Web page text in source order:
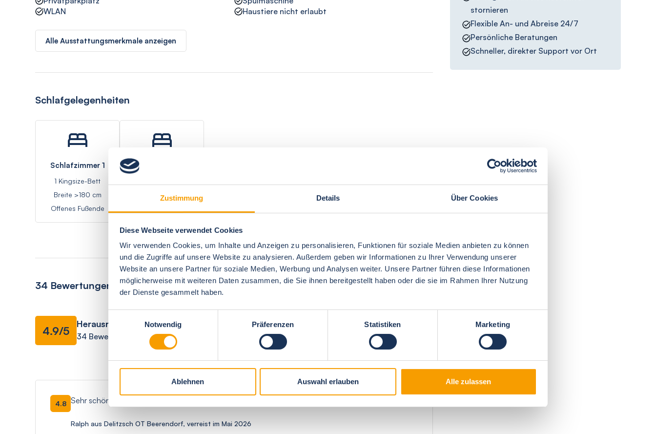
Zustimmung Details Über Cookies
Diese Webseite verwendet Cookies
Wir verwenden Cookies, um Inhalte und Anzeigen zu personalisieren, Funktionen für soziale Medien anbieten zu können
und die Zugriffe auf unsere Website zu analysieren. Außerdem geben wir Informationen zu Ihrer Verwendung unserer
Website an unsere Partner für soziale Medien, Werbung und Analysen weiter. Unsere Partner führen diese Informationen
möglicherweise mit weiteren Daten zusammen, die Sie ihnen bereitgestellt haben oder die sie im Rahmen Ihrer Nutzung
der Dienste gesammelt haben.
Notwendig
Präferenzen Statistiken Marketing
Ablehnen Auswahl erlauben Alle zulassen
WLAN
Haustiere nicht erlaubt
Alle Ausstattungsmerkmale anzeigen
Schlafgelegenheiten
Schlafzimmer 1
1 Kingsize-Bett
Breite >180 cm
Offenes Fußende
Wohnzimmer 1
Schlafsofa
34 Bewertungen
4.9/5
Herausragend
34 Bewertungen
Ausstattung 5Preis/Leistung 4
Gesamteindruck 4.8Weiterempfehlung
4.8 Sehr schön gelegene Ferienwohnung mit Meerblick
Ralph aus Delitzsch OT Beerendorf, verreist im Mai 2026
stornieren
Flexible An- und Abreise 24/7
Persönliche Beratungen
Schneller, direkter Support vor Ort